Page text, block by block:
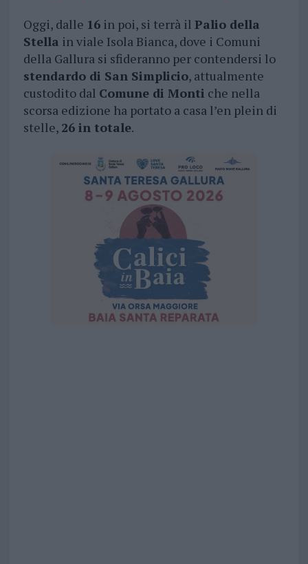
Oggi, dalle 16in poi, si terrà il Palio della
Stella in viale Isola Bianca, dove i Comuni
della Gallura si sfideranno per contendersi lo
stendardo di San Simplicio, attualmente
custodito dal Comune di Monti che nella
scorsa edizione ha portato a casa l’en plein di
stelle, 26 in totale.